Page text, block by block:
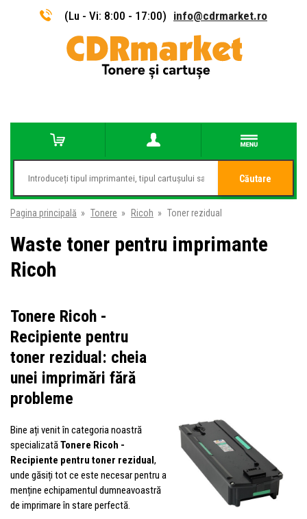
(Lu - Vi: 8:00 - 17:00) info@cdrmarket.ro
Căutare
Pagina principală » Tonere » Ricoh » Toner rezidual
Waste toner pentru imprimante
Ricoh
Tonere Ricoh -
Recipiente pentru
toner rezidual: cheia
unei imprimări fără
probleme
Bine ați venit în categoria noastră
specializatăTonere Ricoh -
Recipiente pentru toner rezidual,
unde găsiți tot ce este necesar pentru a
menține echipamentul dumneavoastră
de imprimare în stare perfectă.